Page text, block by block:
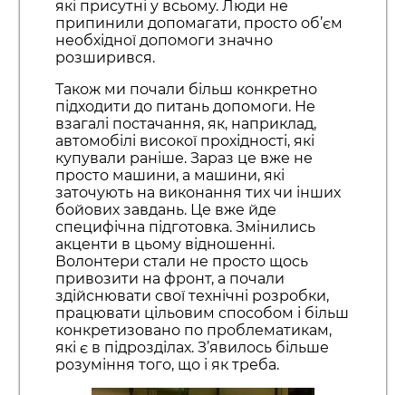
які присутні у всьому. Люди не
припинили допомагати, просто об’єм
необхідної допомоги значно
розширився.
Також ми почали більш конкретно
підходити до питань допомоги. Не
взагалі постачання, як, наприклад,
автомобілі високої прохідності, які
купували раніше. Зараз це вже не
просто машини, а машини, які
заточують на виконання тих чи інших
бойових завдань. Це вже йде
специфічна підготовка. Змінились
акценти в цьому відношенні.
Волонтери стали не просто щось
привозити на фронт, а почали
здійснювати свої технічні розробки,
працювати цільовим способом і більш
конкретизовано по проблематикам,
які є в підрозділах. З’явилось більше
розуміння того, що і як треба.